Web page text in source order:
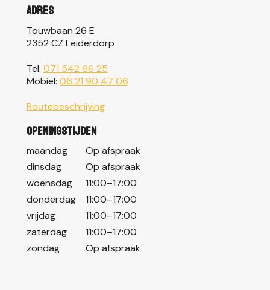
Adres
Touwbaan 26 E
2352 CZ Leiderdorp
Tel: 071 542 66 25
Mobiel: 06 21 90 47 06
Routebeschrijving
Openingstijden
maandag
Op afspraak
dinsdag
Op afspraak
woensdag
11:00–17:00
donderdag
11:00–17:00
vrijdag
11:00–17:00
zaterdag
11:00–17:00
zondag
Op afspraak